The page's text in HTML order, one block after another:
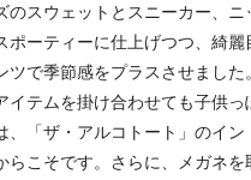
のスウェットとスニーカー、ニ
ポーティーに仕上げつつ、綺麗
ツで季節感をプラスさせました。
イテムを掛け合わせても子供っ
、「ザ・アルコトート」のイン
らこそです。さらに、メガネを